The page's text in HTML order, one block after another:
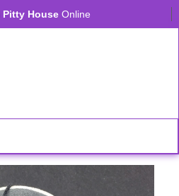
Pitty House Online